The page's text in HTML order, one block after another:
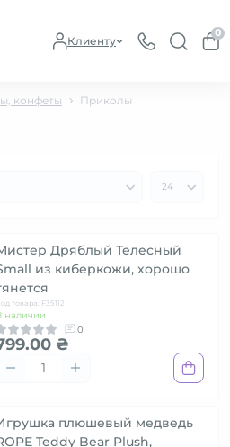
Клиенту
0
конфеты Приколы
Дряблый Телесный
из киберкожи, хорошо
товара: F35112
наличии
0
₴
плюшевый медведь
Teddy Bear Plush,